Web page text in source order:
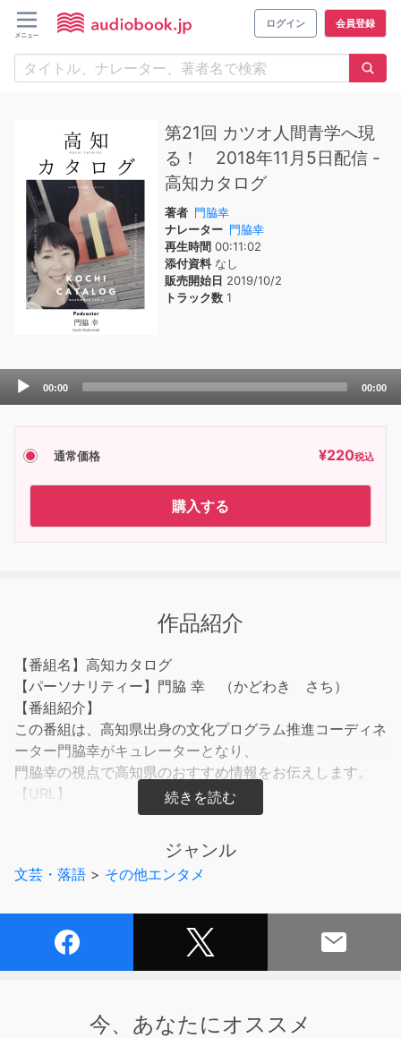
ログイン 会員登録
第21回 カツオ人間青学へ現
る！ 2018年11月5日配信 -
高知カタログ
著者 門脇幸
ナレーター 門脇幸
再生時間 00:11:02
添付資料なし
販売開始日 2019/10/2
トラック数 1
Audio
Player
00:00 00:00
通常価格 ¥220税込
購入する
作品紹介
【番組名】高知カタログ
【パーソナリティー】門脇 幸 （かどわき さち）
【番組紹介】
この番組は、高知県出身の文化プログラム推進コーディネ
ーター門脇幸がキュレーターとなり、
門脇幸の視点で高知県のおすすめ情報をお伝えします。
【URL】
https://mookmookradio.com/podcasts/mook26/
【企画・ディレクター】オガワブンゴ
【制作】mookmook radio（ムックムックラジオ）
ジャンル
文芸・落語 > その他エンタメ
今、あなたにオススメ